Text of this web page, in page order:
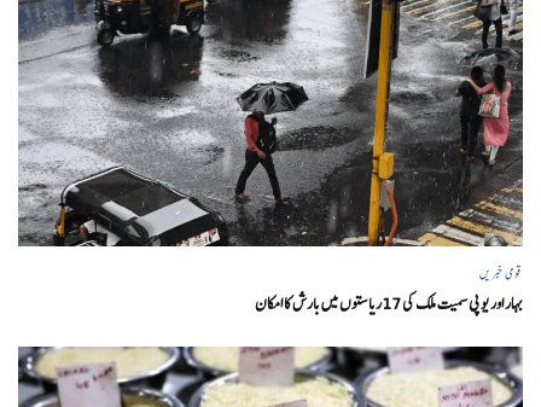
قومی خبریں
بہار اور یو پی سمیت ملک کی 17ریاستوں میں بارش کا امکان